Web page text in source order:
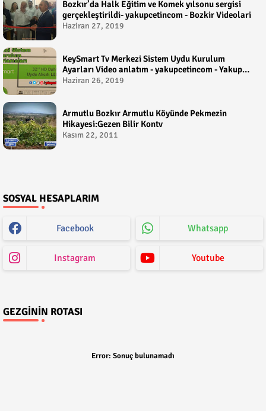
Bozkır’da Halk Eğitim ve Komek yılsonu sergisi
gerçekleştirildi- yakupcetincom - Bozkir Videolari
Haziran 27, 2019
KeySmart Tv Merkezi Sistem Uydu Kurulum
Ayarları Video anlatım - yakupcetincom - Yakup
Çetin
Haziran 26, 2019
Armutlu Bozkır Armutlu Köyünde Pekmezin
Hikayesi:Gezen Bilir Kontv
Kasım 22, 2011
SOSYAL HESAPLARIM
Facebook Whatsapp
Instagram Youtube
GEZGININ ROTASI
Error: Sonuç bulunamadı